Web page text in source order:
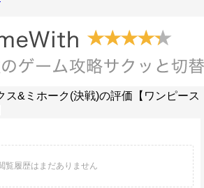
ス&ミホーク(決戦)の評価【ワンピース